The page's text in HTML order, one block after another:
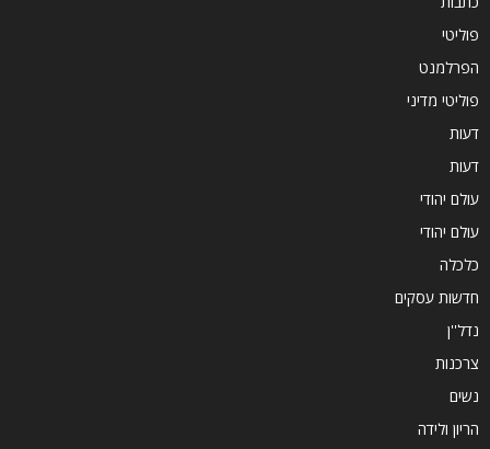
פוליטי
הפרלמנט
פוליטי מדיני
דעות
דעות
עולם יהודי
עולם יהודי
כלכלה
חדשות עסקים
נדל''ן
צרכנות
נשים
הריון ולידה